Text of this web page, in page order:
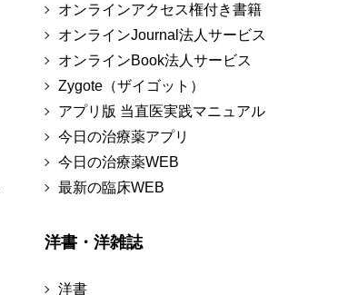
オンラインアクセス権付き書籍
オンラインJournal法人サービス
オンラインBook法人サービス
Zygote（ザイゴット）
アプリ版 当直医実践マニュアル
今日の治療薬アプリ
今日の治療薬WEB
最新の臨床WEB
洋書・洋雑誌
洋書